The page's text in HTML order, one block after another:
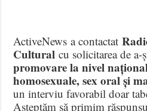
ActiveNews a contactat
Cultural cu solicitarea de
promovare la nivel
homosexuale, sex oral și
un interviu favorabil doar
Așteptăm să primim